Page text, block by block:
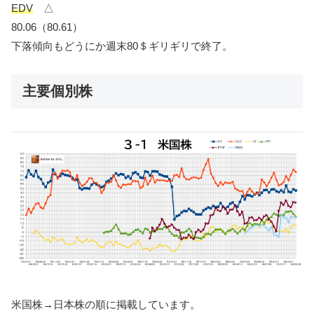
EDV △
80.06（80.61）
下落傾向もどうにか週末80＄ギリギリで終了。
主要個別株
米国株→日本株の順に掲載しています。